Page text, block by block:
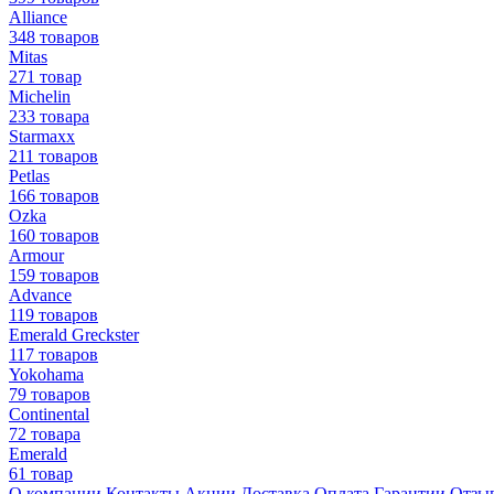
Alliance
348 товаров
Mitas
271 товар
Michelin
233 товара
Starmaxx
211 товаров
Petlas
166 товаров
Ozka
160 товаров
Armour
159 товаров
Advance
119 товаров
Emerald Greckster
117 товаров
Yokohama
79 товаров
Continental
72 товара
Emerald
61 товар